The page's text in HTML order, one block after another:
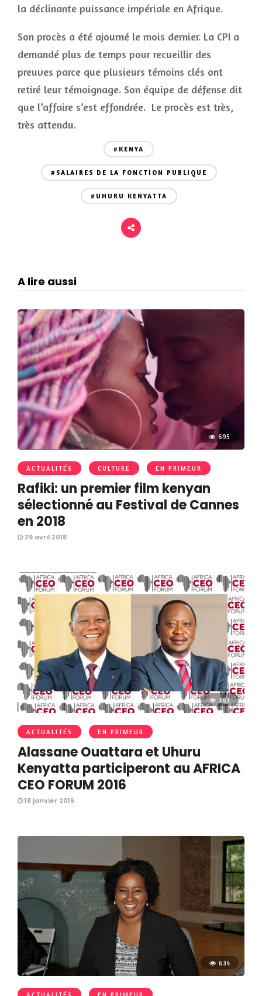
la déclinante puissance impériale en Afrique.
Son procès a été ajourné le mois dernier. La CPI a
demandé plus de temps pour recueillir des
preuves parce que plusieurs témoins clés ont
retiré leur témoignage. Son équipe de défense dit
que l’affaire s’est effondrée. Le procès est très,
très attendu.
#KENYA
#SALAIRES DE LA FONCTION PUBLIQUE
#UHURU KENYATTA
A lire aussi
695
ACTUALITÉS CULTURE EN PRIMEUR
Rafiki: un premier film kenyan
sélectionné au Festival de Cannes
en 2018
29 avril 2018
263
ACTUALITÉS EN PRIMEUR
Alassane Ouattara et Uhuru
Kenyatta participeront au AFRICA
CEO FORUM 2016
18 janvier 2016
634